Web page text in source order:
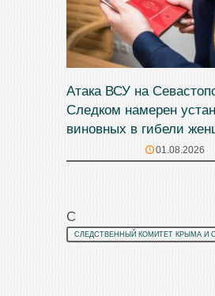
Атака ВСУ на
Следком намерен
виновных в гибели
01.08.2026
С
СЛЕДСТВЕННЫЙ КОМИТЕТ КРЫМА И